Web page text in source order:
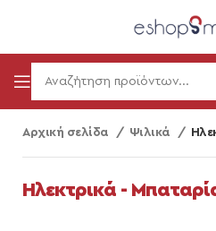
Αρχική σελίδα Ψιλικά
Ηλεκτρικά -